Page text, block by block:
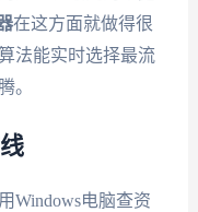
在这方面就做得很
法能实时选择最流
。
Windows电脑查资